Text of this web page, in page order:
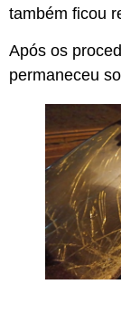
também ficou
Após os
permaneceu